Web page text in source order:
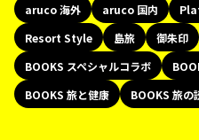
aruco 海外
aruco 国内
Resort Style
島旅 御朱印
BOOKS スペシャルコラボ
BOOKS 旅と健康
BOOKS 旅の